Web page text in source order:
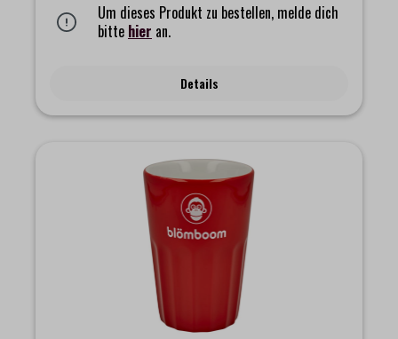
Um dieses Produkt zu bestellen, melde dich
bitte hier an.
Details